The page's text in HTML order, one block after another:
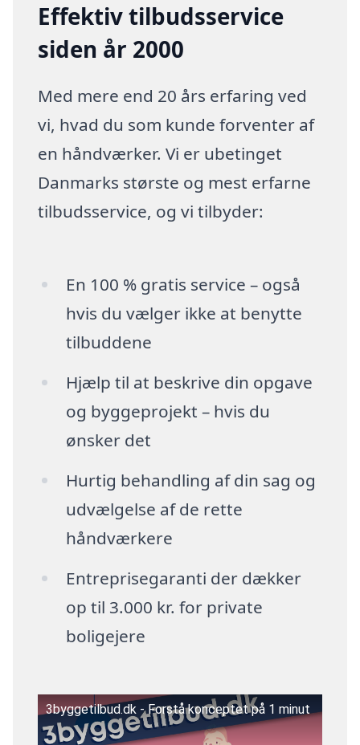
Effektiv tilbudsservice
siden år 2000
Med mere end 20 års erfaring ved
vi, hvad du som kunde forventer af
en håndværker. Vi er ubetinget
Danmarks største og mest erfarne
tilbudsservice, og vi tilbyder:
En 100 % gratis service – også
hvis du vælger ikke at benytte
tilbuddene
Hjælp til at beskrive din opgave
og byggeprojekt – hvis du
ønsker det
Hurtig behandling af din sag og
udvælgelse af de rette
håndværkere
Entreprisegaranti der dækker
op til 3.000 kr. for private
boligejere
3byggetilbud.dk - Forstå konceptet på 1 minut